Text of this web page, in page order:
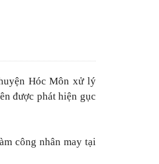
Hóc Môn xử lý
được phát hiện gục
công nhân may tại